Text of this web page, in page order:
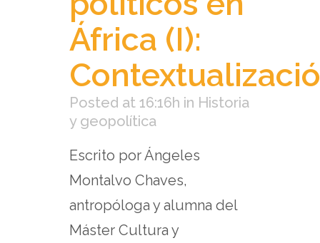
África (I):
Posted at 16:16h in Historia
y geopolítica
Escrito por Ángeles
Montalvo Chaves,
antropóloga y alumna del
Máster Cultura y